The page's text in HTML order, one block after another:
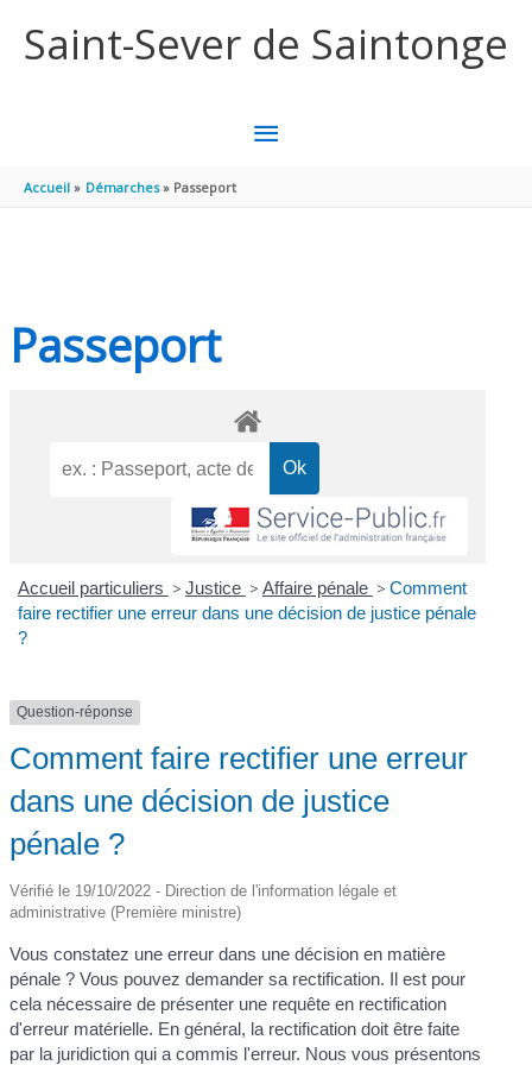
Saint-Sever de Saintonge
MENU
Accueil Démarches Passeport
Passeport
Accueil particuliers > Justice > Affaire pénale > Comment
faire rectifier une erreur dans une décision de justice pénale
?
Question-réponse
Comment faire rectifier une erreur
dans une décision de justice
pénale ?
Vérifié le 19/10/2022 - Direction de l'information légale et
administrative (Première ministre)
Vous constatez une erreur dans une décision en matière
pénale ? Vous pouvez demander sa rectification. Il est pour
cela nécessaire de présenter une requête en rectification
d'erreur matérielle. En général, la rectification doit être faite
par la juridiction qui a commis l'erreur. Nous vous présentons